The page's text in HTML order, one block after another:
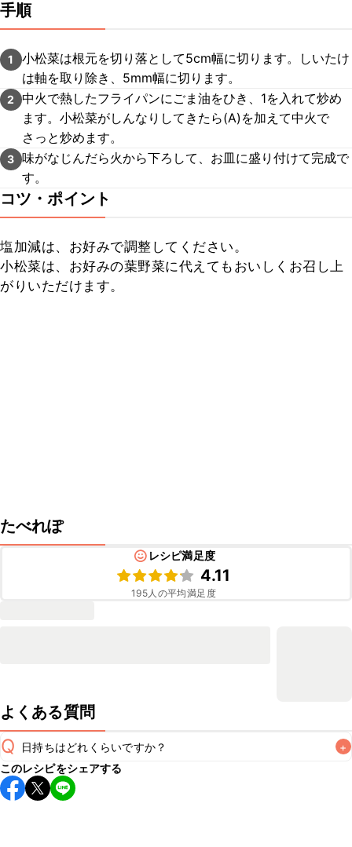
手順
1
小松菜は根元を切り落として5cm幅に切ります。しいたけ
は軸を取り除き、5mm幅に切ります。
2
中火で熱したフライパンにごま油をひき、1を入れて炒め
ます。小松菜がしんなりしてきたら(A)を加えて中火で
さっと炒めます。
3 味がなじんだら火から下ろして、お皿に盛り付けて完成で
す。
コツ・ポイント
塩加減は、お好みで調整してください。
小松菜は、お好みの葉野菜に代えてもおいしくお召し上
がりいただけます。
たべれぽ
レシピ満足度
4.11
195人の平均満足度
よくある質問
Q 日持ちはどれくらいですか？ +
保存期間は冷蔵で翌日中が目安です。なるべくお早めにお召
し上がりください。
このレシピをシェアする